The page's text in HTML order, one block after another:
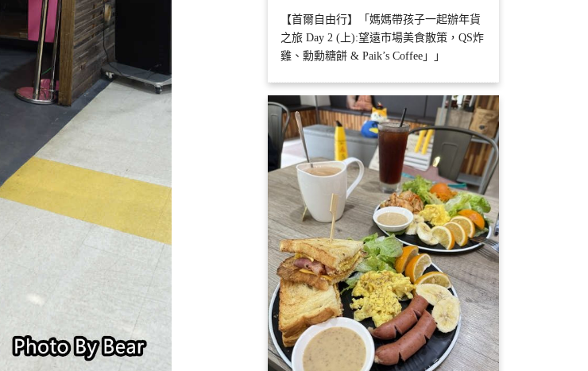
【首爾自由行】「媽媽帶孩子一起辦年貨
之旅 Day 2 (上):望遠市場美食散策，QS炸
雞、勳勳糖餅 & Paik’s Coffee」」